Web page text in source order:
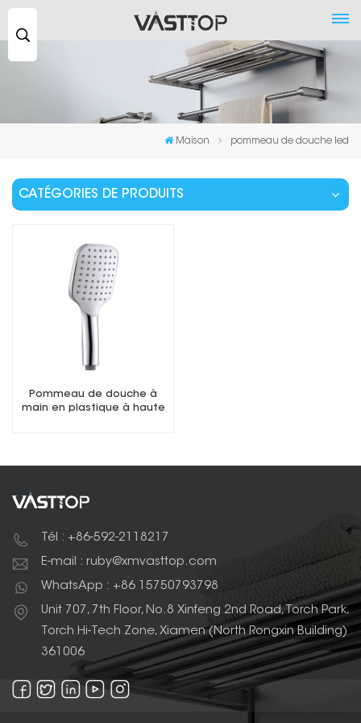
Maison pommeau de douche led
CATÉGORIES DE PRODUITS
Pommeau de douche à
main en plastique à haute
Tél : +86-592-2118217
E-mail : ruby@xmvasttop.com
WhatsApp : +86 15750793798
Unit 707, 7th Floor, No.8 Xinfeng 2nd Road, Torch Park,
Torch Hi-Tech Zone, Xiamen (North Rongxin Building)
361006